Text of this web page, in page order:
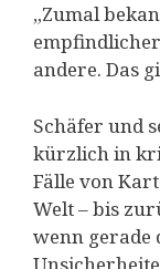
„Zumal
andere. Das
Schäfer und
kürzlich in
Fälle von
Welt – bis
wenn gerade